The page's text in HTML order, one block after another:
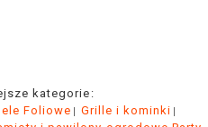
kategorie:
Foliowe
Grille i kominki